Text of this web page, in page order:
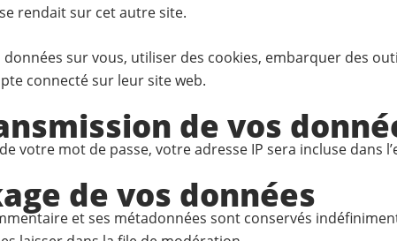
rendait sur cet autre site.
sur vous, utiliser des cookies, embarquer des
connecté sur leur site web.
de vos
votre mot de passe, votre adresse IP sera incluse dans
de vos données
et ses métadonnées sont conservés